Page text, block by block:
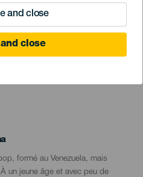
and close
close
formé au Venezuela, mais
un jeune âge et avec peu de